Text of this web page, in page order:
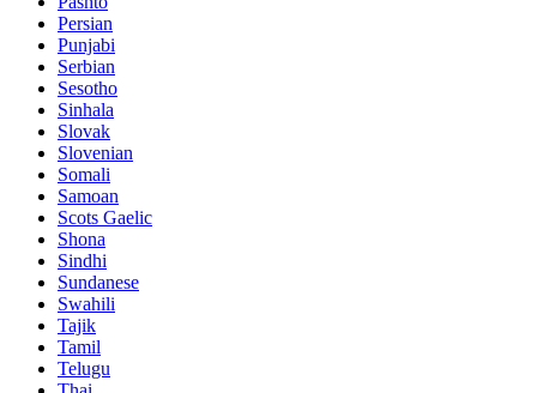
Persian
Punjabi
Serbian
Sesotho
Sinhala
Slovak
Slovenian
Somali
Samoan
Scots Gaelic
Shona
Sindhi
Sundanese
Swahili
Tajik
Tamil
Telugu